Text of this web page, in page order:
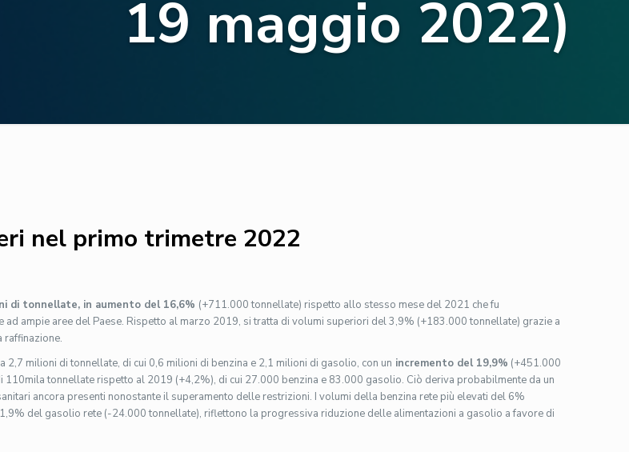
19 maggio 2022)
nel primo trimetre 2022
di tonnellate, in aumento del 16,6% (+711.000 tonnellate) rispetto allo stesso mese del 2021 che fu
ampie aree del Paese. Rispetto al marzo 2019, si tratta di volumi superiori del 3,9% (+183.000 tonnellate) grazie a
raffinazione.
2,7 milioni di tonnellate, di cui 0,6 milioni di benzina e 2,1 milioni di gasolio, con un incremento del 19,9% (+451.000
tonnellate rispetto al 2019 (+4,2%), di cui 27.000 benzina e 83.000 gasolio. Ciò deriva probabilmente da un
ancora presenti nonostante il superamento delle restrizioni. I volumi della benzina rete più elevati del 6%
del gasolio rete (-24.000 tonnellate), riflettono la progressiva riduzione delle alimentazioni a gasolio a favore di